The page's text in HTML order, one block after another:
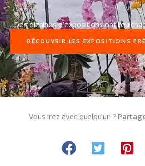
Des dizaines d’expositions ont lieu
DÉCOUVRIR LES EXPOSITIONS
Vous irez avec quelqu’un ?